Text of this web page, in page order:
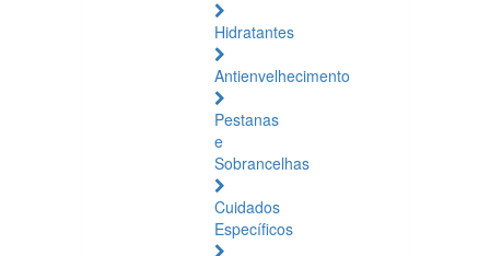
Hidratantes
Antienvelhecimento
Pestanas
e
Sobrancelhas
Cuidados
Específicos